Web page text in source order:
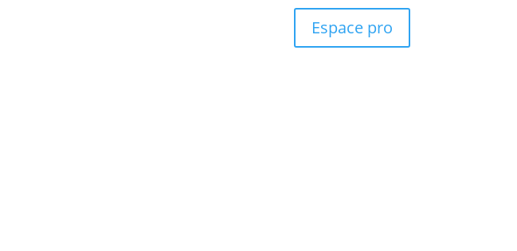
Espace pro